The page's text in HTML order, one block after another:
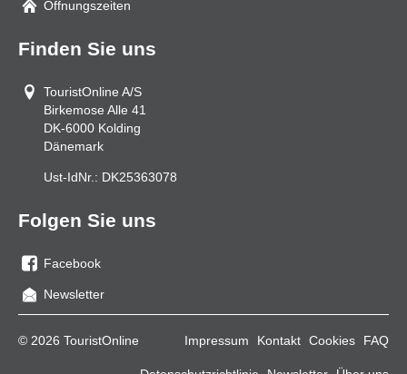
Öffnungszeiten
Finden Sie uns
TouristOnline A/S
Birkemose Alle 41
DK-6000 Kolding
Dänemark
Ust-IdNr.: DK25363078
Folgen Sie uns
Sie
uns
Facebook
Newsletter
© 2026 TouristOnline Impressum Kontakt Cookies FAQ